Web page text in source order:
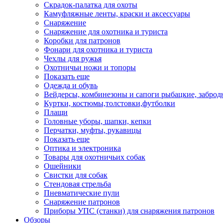
Скрадок-палатка для охоты
Камуфляжные ленты, краски и аксессуары
Снаряжение
Снаряжение для охотника и туриста
Коробки для патронов
Фонари для охотника и туриста
Чехлы для ружья
Охотничьи ножи и топоры
Показать еще
Одежда и обувь
Вейдерсы, комбинезоны и сапоги рыбацкие,
Куртки, костюмы,толстовки,футболки
Плащи
Головные уборы, шапки, кепки
Перчатки, муфты, рукавицы
Показать еще
Оптика и электроника
Товары для охотничьих собак
Ошейники
Свистки для собак
Стендовая стрельба
Пневматические пули
Снаряжение патронов
Приборы УПС (станки) для снаряжения патронов
Обзоры